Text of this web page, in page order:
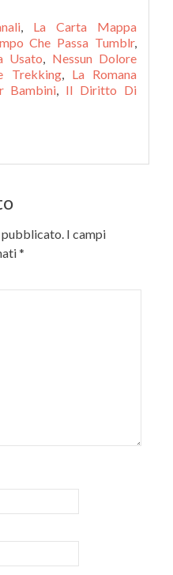
, La Carta Mappa
Che Passa Tumblr,
Usato, Nessun Dolore
Trekking, La Romana
Bambini, Il Diritto Di
pubblicato. I campi
*